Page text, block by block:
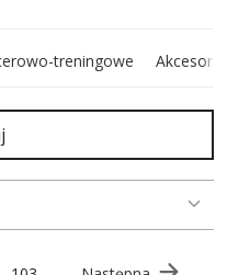
treningowe